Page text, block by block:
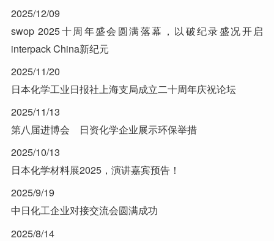
2025/12/09
swop 2025十周年盛会圆满落幕，以破纪录盛况开启
interpack China新纪元
2025/11/20
日本化学工业日报社上海支局成立二十周年庆祝论坛
2025/11/13
第八届进博会 日资化学企业展示环保举措
2025/10/13
日本化学材料展2025，演讲嘉宾预告！
2025/9/19
中日化工企业对接交流会圆满成功
2025/8/14